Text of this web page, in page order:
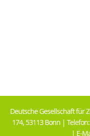
Deutsche Gesellschaft für
174, 53113 Bonn |
| E-